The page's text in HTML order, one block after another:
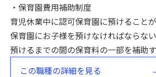
・保育園費用補助制度
育児休業中に認可保育園に預けること
保育園にお子様を預けなければならな
預けるまでの間の保育料の一部を補助
この職種の詳細を見る